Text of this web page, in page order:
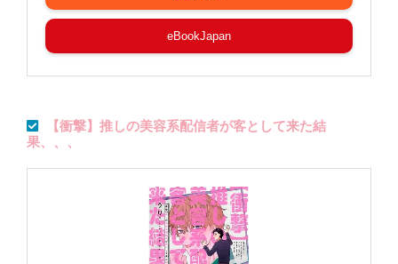
eBookJapan
【衝撃】推しの美容系配信者が客として来た結
果、、、